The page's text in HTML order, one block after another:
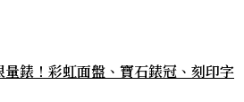
錶！彩虹面盤、寶石錶冠、刻印字